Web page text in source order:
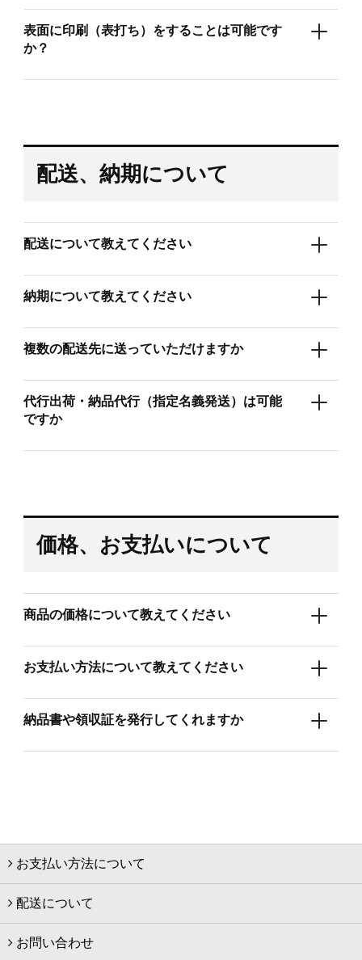
表面に印刷（表打ち）をすることは可能です
か？
配送、納期について
配送について教えてください
納期について教えてください
複数の配送先に送っていただけますか
代行出荷・納品代行（指定名義発送）は可能
ですか
価格、お支払いについて
商品の価格について教えてください
お支払い方法について教えてください
納品書や領収証を発行してくれますか
お支払い方法について
配送について
お問い合わせ